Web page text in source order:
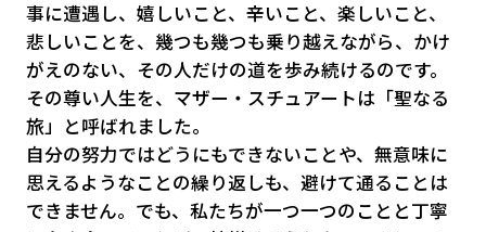
事に遭遇し、嬉しいこと、辛いこと、楽しいこと、
悲しいことを、幾つも幾つも乗り越えながら、かけ
がえのない、その人だけの道を歩み続けるのです。
その尊い人生を、マザー・スチュアートは「聖なる
旅」と呼ばれました。
自分の努力ではどうにもできないことや、無意味に
思えるようなことの繰り返しも、避けて通ることは
できません。でも、私たちが一つ一つのことと丁寧